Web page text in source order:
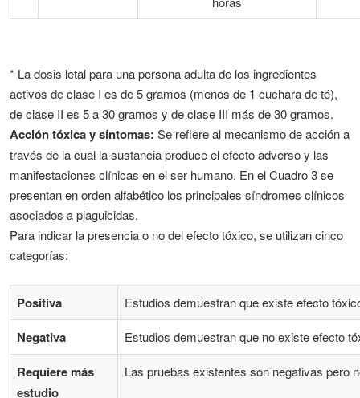
* La dosis letal para una persona adulta de los ingredientes
activos de clase I es de 5 gramos (menos de 1 cuchara de té),
de clase II es 5 a 30 gramos y de clase III más de 30 gramos.
Acción tóxica y síntomas: Se refiere al mecanismo de acción a
través de la cual la sustancia produce el efecto adverso y las
manifestaciones clínicas en el ser humano. En el Cuadro 3 se
presentan en orden alfabético los principales síndromes clínicos
asociados a plaguicidas.
Para indicar la presencia o no del efecto tóxico, se utilizan cinco
categorías:
Positiva Estudios demuestran que existe efecto
Negativa Estudios demuestran que no existe efecto
Requiere más
estudio
Las pruebas existentes son negativas pero